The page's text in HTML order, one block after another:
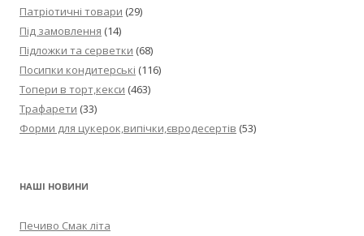
Патріотичні товари (29)
Під замовлення (14)
Підложки та серветки (68)
Посипки кондитерські (116)
Топери в торт,кекси (463)
Трафарети (33)
Форми для цукерок,випічки,євродесертів (53)
НАШІ НОВИНИ
Печиво Смак літа